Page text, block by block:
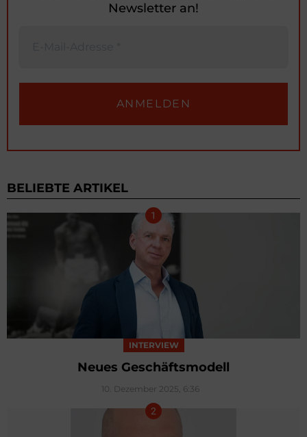
Newsletter an!
BELIEBTE ARTIKEL
INTERVIEW
Neues Geschäftsmodell
10. Dezember 2025, 6:36